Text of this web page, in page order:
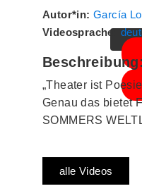
Autor*in: García
Videosprache:
Beschreibung:
„Theater ist
Genau das bietet
SOMMERS
alle Videos